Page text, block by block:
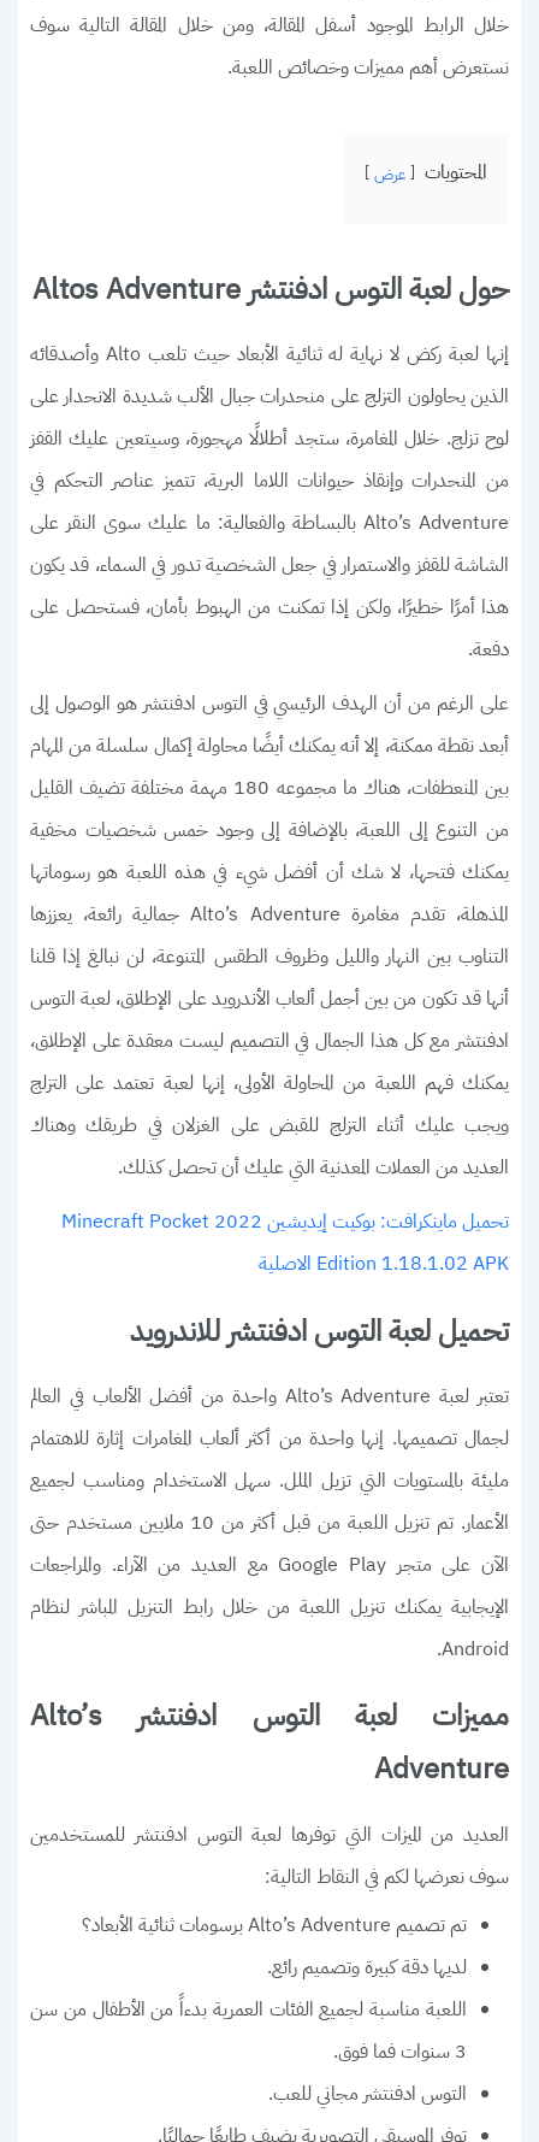
خلال الرابط الموجود أسفل المقالة، ومن خلال المقالة التالية سوف
نستعرض أهم مميزات وخصائص اللعبة.
المحتويات عرض
حول لعبة التوس ادفنتشر Altos Adventure
إنها لعبة ركض لا نهاية له ثنائية الأبعاد حيث تلعب Alto وأصدقائه
الذين يحاولون التزلج على منحدرات جبال الألب شديدة الانحدار على
لوح تزلج. خلال المغامرة، ستجد أطلالًا مهجورة، وسيتعين عليك القفز
من المنحدرات وإنقاذ حيوانات اللاما البرية، تتميز عناصر التحكم في
Alto’s Adventure بالبساطة والفعالية: ما عليك سوى النقر على
الشاشة للقفز والاستمرار في جعل الشخصية تدور في السماء، قد يكون
هذا أمرًا خطيرًا، ولكن إذا تمكنت من الهبوط بأمان، فستحصل على
دفعة.
على الرغم من أن الهدف الرئيسي في التوس ادفنتشر هو الوصول إلى
أبعد نقطة ممكنة، إلا أنه يمكنك أيضًا محاولة إكمال سلسلة من المهام
بين المنعطفات، هناك ما مجموعه 180 مهمة مختلفة تضيف القليل
من التنوع إلى اللعبة، بالإضافة إلى وجود خمس شخصيات مخفية
يمكنك فتحها، لا شك أن أفضل شيء في هذه اللعبة هو رسوماتها
المذهلة، تقدم مغامرة Alto’s Adventure جمالية رائعة، يعززها
التناوب بين النهار والليل وظروف الطقس المتنوعة، لن نبالغ إذا قلنا
أنها قد تكون من بين أجمل ألعاب الأندرويد على الإطلاق، لعبة التوس
ادفنتشر مع كل هذا الجمال في التصميم ليست معقدة على الإطلاق،
يمكنك فهم اللعبة من المحاولة الأولى، إنها لعبة تعتمد على التزلج
ويجب عليك أثناء التزلج للقبض على الغزلان في طريقك وهناك
العديد من العملات المعدنية التي عليك أن تحصل كذلك.
تحميل ماينكرافت: بوكيت إيديشين 2022 Minecraft Pocket
Edition 1.18.1.02 APK الاصلية
تحميل لعبة التوس ادفنتشر للاندرويد
تعتبر لعبة Alto’s Adventure واحدة من أفضل الألعاب في العالم
لجمال تصميمها. إنها واحدة من أكثر ألعاب المغامرات إثارة للاهتمام
مليئة بالمستويات التي تزيل الملل. سهل الاستخدام ومناسب لجميع
الأعمار. تم تنزيل اللعبة من قبل أكثر من 10 ملايين مستخدم حتى
الآن على متجر Google Play مع العديد من الآراء. والمراجعات
الإيجابية يمكنك تنزيل اللعبة من خلال رابط التنزيل المباشر لنظام
Android.
مميزات لعبة التوس ادفنتشر Alto’s
Adventure
العديد من الميزات التي توفرها لعبة التوس ادفنتشر للمستخدمين
سوف نعرضها لكم في النقاط التالية:
تم تصميم Alto’s Adventure برسومات ثنائية الأبعاد؟
لديها دقة كبيرة وتصميم رائع.
اللعبة مناسبة لجميع الفئات العمرية بدءاً من الأطفال من سن
3 سنوات فما فوق.
التوس ادفنتشر مجاني للعب.
توفر الموسيقى التصويرية يضيف طابعًا جماليًا.